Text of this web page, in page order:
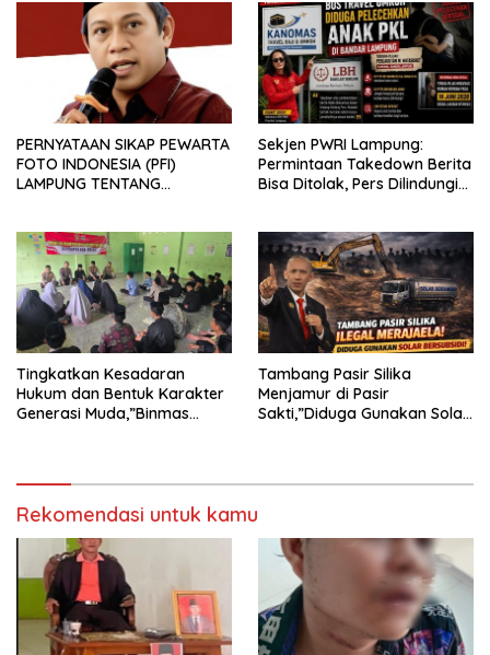
PERNYATAAN SIKAP PEWARTA
FOTO INDONESIA (PFI)
LAMPUNG TENTANG
TERHADAP JURNALIS DI
PENGADILAN NEGERI
TANJUNG KARANG.
Sekjen PWRI Lampung:
Permintaan Takedown Berita
Bisa Ditolak, Pers Dilindungi
Tingkatkan Kesadaran
Hukum dan Bentuk Karakter
Generasi Muda,”Binmas
Tambang Pasir Silika
Menjamur di Pasir
Sakti,”Diduga Gunakan Solar
Rekomendasi untuk kamu